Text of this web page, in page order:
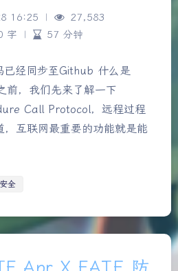
16:25 |
27,583
字
| 57 分钟
经同步至Github 什么是
前，我们先来了解一下
Call Protocol，远程过程
互联网最重要的功能就是能
安全